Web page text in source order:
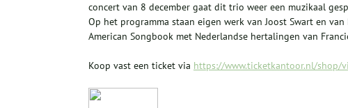
concert van 8 december gaat dit trio weer een muzikaal
Op het programma staan eigen werk van Joost Swart en
American Songbook met Nederlandse hertalingen van
Koop vast een ticket via https://www.ticketkantoor.nl/shop/